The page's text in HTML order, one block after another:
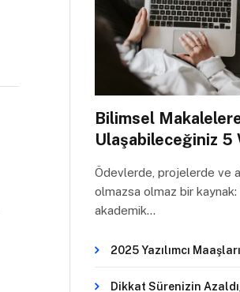
Bilimsel
Ulaşabileceğiniz 5
Ödevlerde, projelerde ve
olmazsa olmaz bir
akademik…
2025 Yazılımcı Maaşları
Dikkat Sürenizin